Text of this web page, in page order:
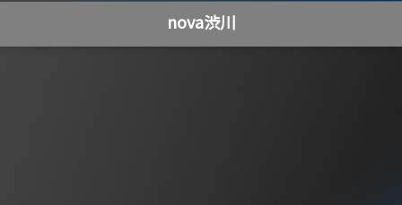
nova渋川